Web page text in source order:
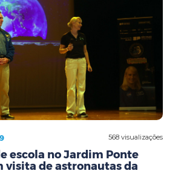
568 visualizações
escola no Jardim Ponte
visita de astronautas da